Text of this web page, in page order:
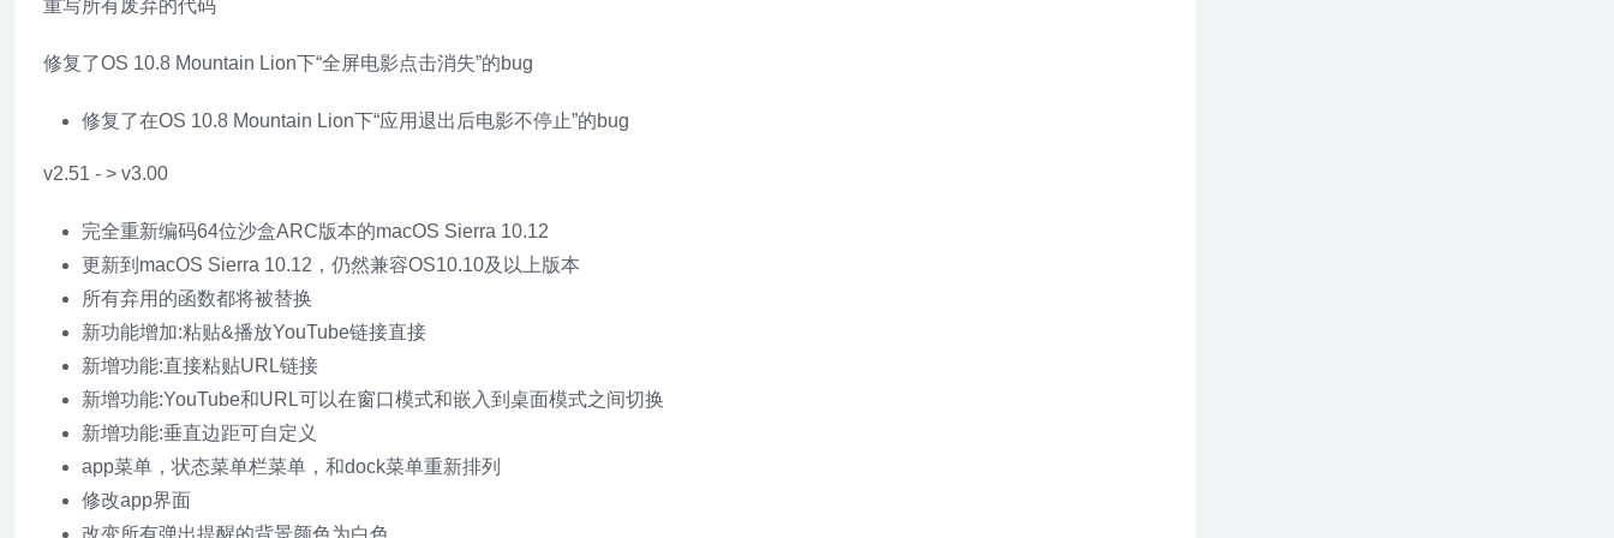
重写所有废弃的代码
修复了OS 10.8 Mountain Lion下“全屏电影点击消失”的bug
修复了在OS 10.8 Mountain Lion下“应用退出后电影不停止”的bug
v2.51 - > v3.00
完全重新编码64位沙盒ARC版本的macOS Sierra 10.12
更新到macOS Sierra 10.12，仍然兼容OS10.10及以上版本
所有弃用的函数都将被替换
新功能增加:粘贴&播放YouTube链接直接
新增功能:直接粘贴URL链接
新增功能:YouTube和URL可以在窗口模式和嵌入到桌面模式之间切换
新增功能:垂直边距可自定义
app菜单，状态菜单栏菜单，和dock菜单重新排列
修改app界面
改变所有弹出提醒的背景颜色为白色